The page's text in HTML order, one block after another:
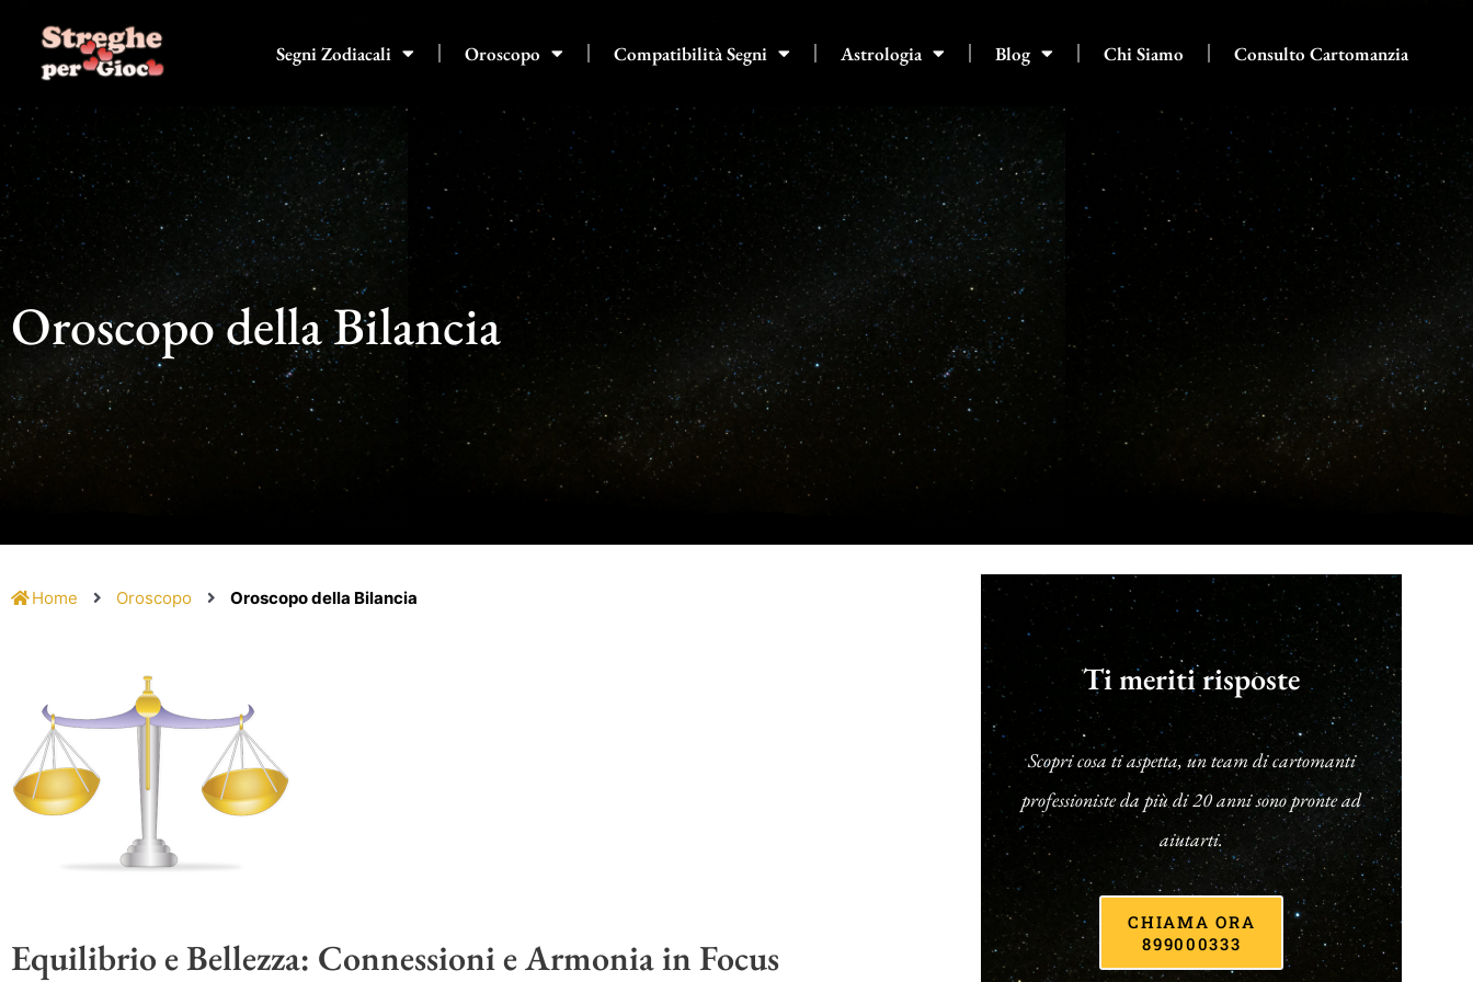
contenuto
Segni Zodiacali Oroscopo Compatibilità Segni Astrologia Blog Chi Siamo Consulto Cartomanzia
Oroscopo della Bilancia
Home Oroscopo Oroscopo della Bilancia
Equilibrio e Bellezza: Connessioni e Armonia in Focus
Ti meriti risposte
Scopri cosa ti aspetta, un team di cartomanti
professioniste da più di 20 anni sono pronte ad
aiutarti.
CHIAMA ORA
899000333